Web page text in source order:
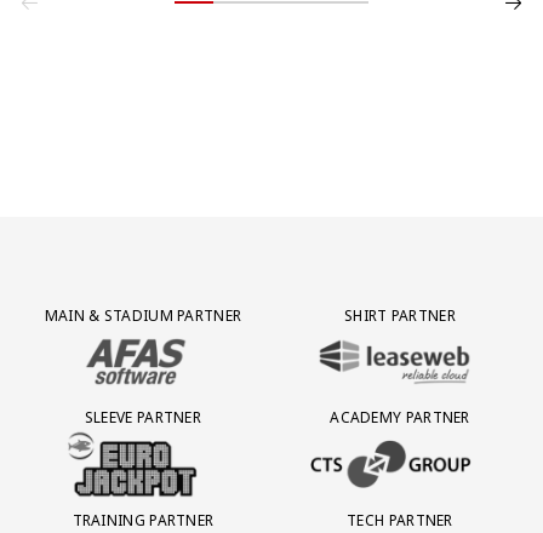
Partner Logos Grid
MAIN & STADIUM PARTNER
BEZOEK ONZE MAIN & STADIUM PARTNER AFAS SOFTWARE
SHIRT PARTNER
BEZOEK ONZE SHIRT PARTNER
SLEEVE PARTNER
BEZOEK ONZE SLEEVE PARTNER EUROJACKPOT
ACADEMY PARTNER
BEZOEK ONZE ACADEMY
TRAINING PARTNER
TECH PARTNER